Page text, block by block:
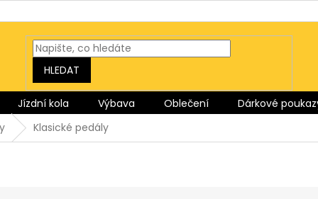
HLEDAT
Jízdní kola Výbava Oblečení Dárkové
Klasické pedály